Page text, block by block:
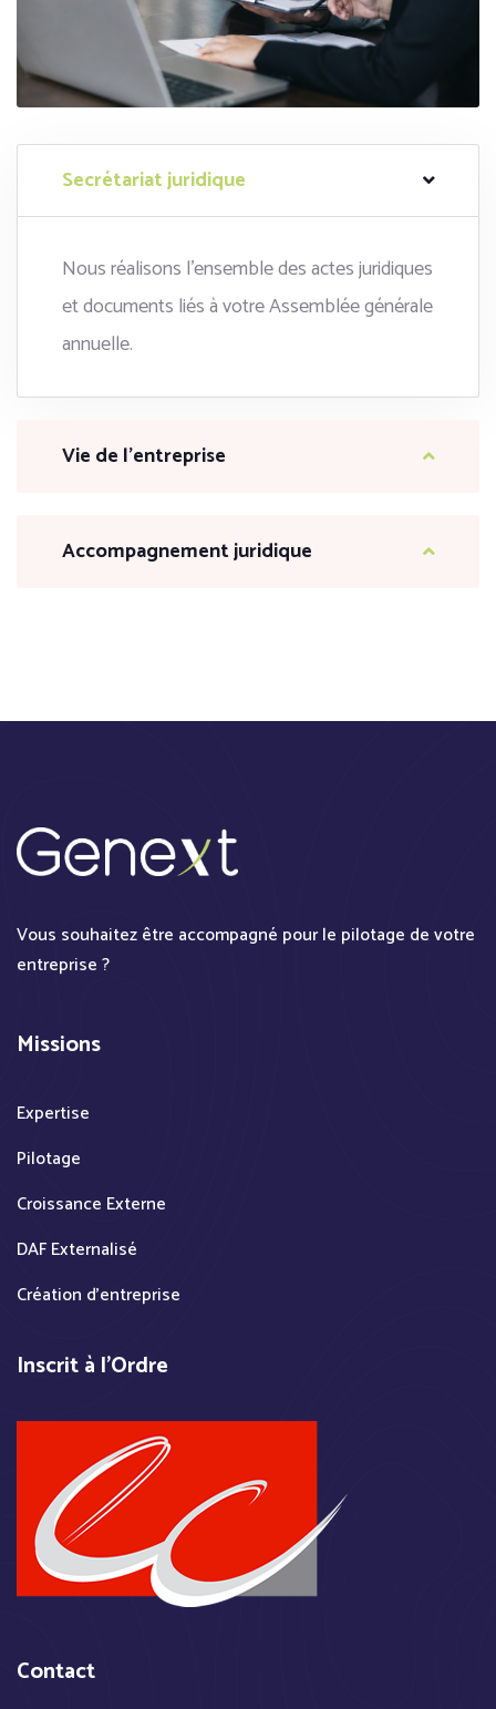
Secrétariat juridique
Nous réalisons l’ensemble des actes juridiques
et documents liés à votre Assemblée générale
annuelle.
Vie de l’entreprise
Accompagnement juridique
Vous souhaitez être accompagné pour le pilotage de votre
entreprise ?
Missions
Expertise
Pilotage
Croissance Externe
DAF Externalisé
Création d'entreprise
Inscrit à l'Ordre
Contact